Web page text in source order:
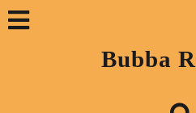
Saltar
«Abrir»Bubba